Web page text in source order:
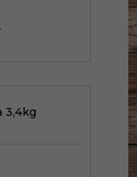
3,4kg